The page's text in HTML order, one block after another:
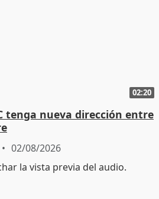
02:20
tenga nueva dirección entre
02/08/2026